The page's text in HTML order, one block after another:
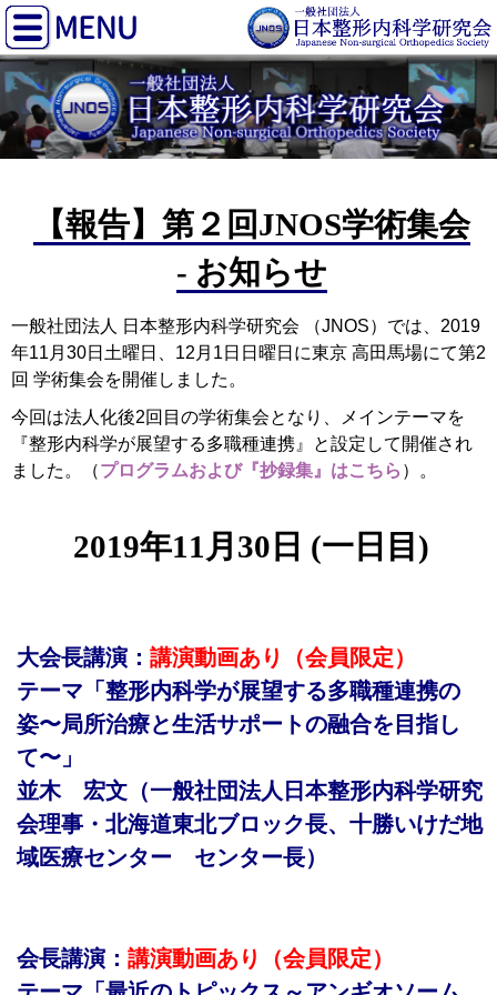
【報告】第２回JNOS学術集会
- お知らせ
一般社団法人 日本整形内科学研究会 （JNOS）では、2019
年11月30日土曜日、12月1日日曜日に東京 高田馬場にて第2
回 学術集会を開催しました。
今回は法人化後2回目の学術集会となり、メインテーマを
『整形内科学が展望する多職種連携』と設定して開催され
ました。（プログラムおよび『抄録集』はこちら ）。
2019年11月30日 (一日目)
大会長講演：講演動画あり（会員限定）
テーマ「整形内科学が展望する多職種連携の
姿〜局所治療と生活サポートの融合を目指し
て〜」
並木 宏文（一般社団法人日本整形内科学研究
会理事・北海道東北ブロック長、十勝いけだ地
域医療センター センター長）
会長講演：講演動画あり（会員限定）